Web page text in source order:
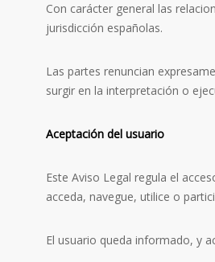
Con carácter general las
jurisdicción españolas.
Las partes renuncian
surgir en la interpretación o
Aceptación del usuario
Este Aviso Legal regula el
acceda, navegue, utilice o
El usuario queda informado, y